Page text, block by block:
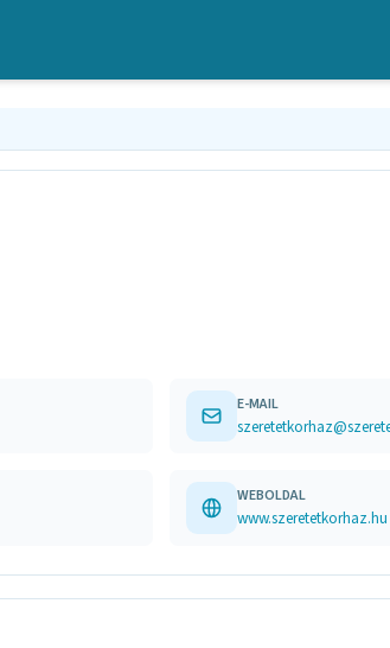
E-MAIL
WEBOLDAL
www.szeretetkorhaz.hu